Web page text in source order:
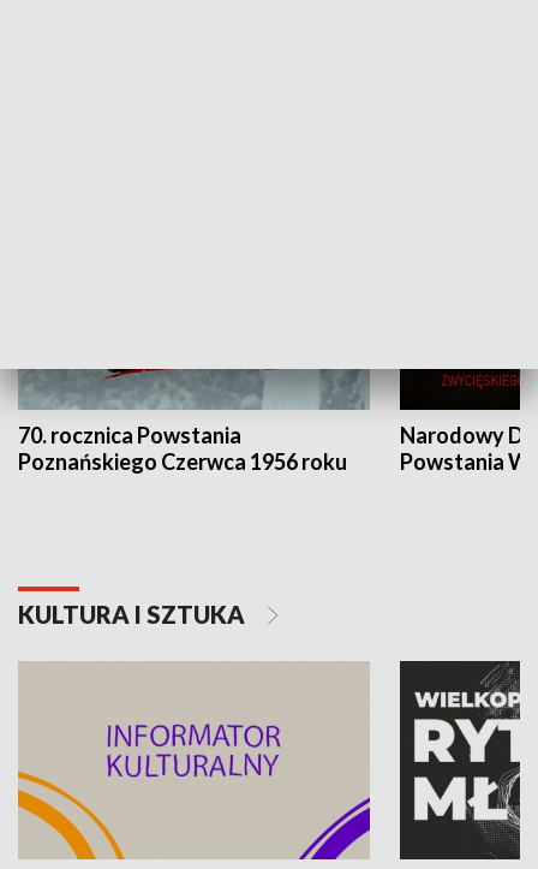
70. rocznica Powstania
Poznańskiego Czerwca 1956 roku
Narodowy
Powstania
KULTURA I SZTUKA